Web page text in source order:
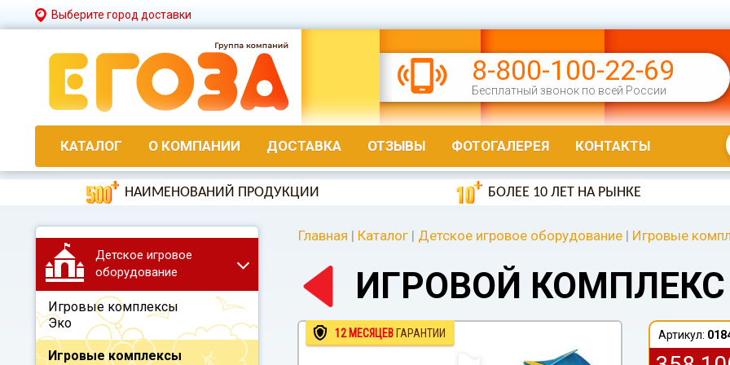
Выберите город доставки
8-800-100-22-69
Бесплатный звонок по всей России
КАТАЛОГ О КОМПАНИИ ДОСТАВКА ОТЗЫВЫ ФОТОГАЛЕРЕЯ КОНТАКТЫ
НАИМЕНОВАНИЙ ПРОДУКЦИИ БОЛЕЕ 10 ЛЕТ НА РЫНКЕ
Детское игровое
оборудование
Игровые комплексы
Эко
Игровые комплексы
Главная | Каталог | Детское игровое оборудование | Игровые
ИГРОВОЙ КОМПЛЕКС
12 МЕСЯЦЕВ ГАРАНТИИ Артикул: